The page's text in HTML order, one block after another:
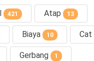
421 Atap 13
Biaya 10 Cat
Gerbang 1